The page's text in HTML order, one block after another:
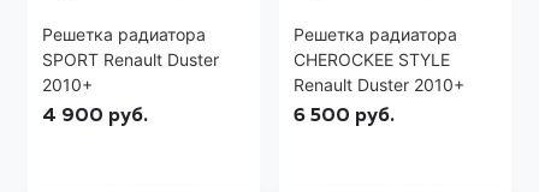
Решетка радиатора
SPORT Renault Duster
2010+
4 900 руб.
Решетка радиатора
CHEROCKEE STYLE
Renault Duster 2010+
6 500 руб.